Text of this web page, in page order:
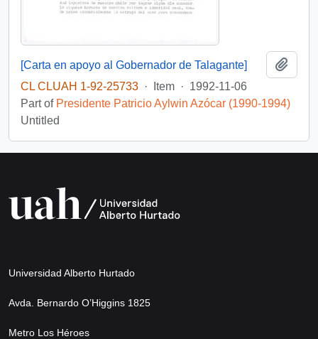
[Carta en apoyo al Gobernador de Talagante]
CL CLUAH 1-92-25733 · Item · 1992-11-06
Part of Presidente Patricio Aylwin Azócar (1990-1994)
Untitled
Universidad Alberto Hurtado
Avda. Bernardo O’Higgins 1825
Metro Los Héroes